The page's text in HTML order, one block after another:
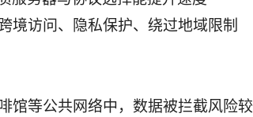
境访问、隐私保护、绕过地域限制
馆等公共网络中，数据被拦截风险较